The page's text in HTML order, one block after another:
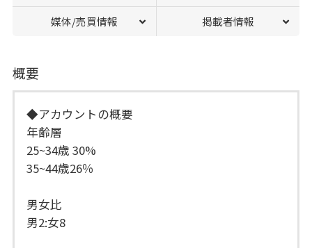
媒体/売買情報 掲載者情報
概要
◆アカウントの概要
年齢層
25~34歳 30%
35~44歳26％
男女比
男2:女8